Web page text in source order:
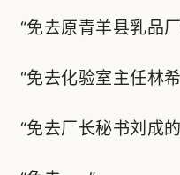
“免去原青羊县乳品
“免去化验室主任林
“免去厂长秘书刘成